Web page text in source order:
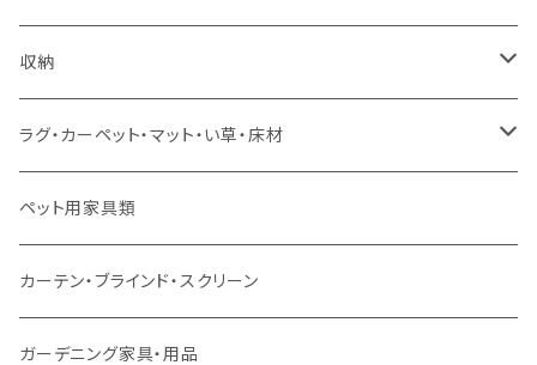
ソファセット
スツール・オットマン
ソファ付属品
クッション・座椅子
シングルサイズ以下（マットレス付）
セミダブルサイズ（マットレス付）
ダブルサイズ（マットレス付）
ダブルサイズ以上（マットレス付）
ロフトベッド
ダイニング7点セット以上
カウンターテーブル
リフティングテーブル
サイドテーブル・コーヒーテーブル
デスク
カウンターチェア
キッズチェア
オフィスチェア・ゲーミングチェア
ダイニングベンチ・スツール
こたつテーブル
こたつ布団
コタツ・布団セット
収納
本棚・シェルフ
食器棚・収納庫
レンジ台・カウンター
ラック
ラグ・カーペット・マット・い草・床材
マット・フロアタイル
ラグ
カーペット
ペット用家具類
カーテン・ブラインド・スクリーン
ガーデニング家具・用品